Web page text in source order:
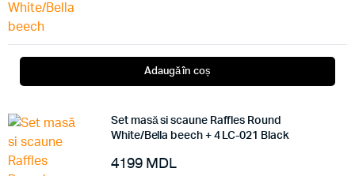
Adaugă în coș
Set masă si scaune Raffles Round
White/Bella beech + 4 LC-021 Black
4199 MDL